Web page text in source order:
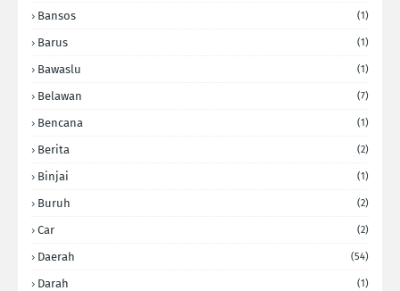
Bansos (1)
Barus (1)
Bawaslu (1)
Belawan (7)
Bencana (1)
Berita (2)
Binjai (1)
Buruh (2)
Car (2)
Daerah (54)
Darah (1)